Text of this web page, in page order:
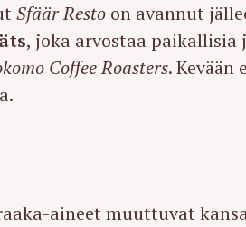
Sfäär Resto on avannut
, joka arvostaa
Coffee Roasters.
aineet muuttuvat